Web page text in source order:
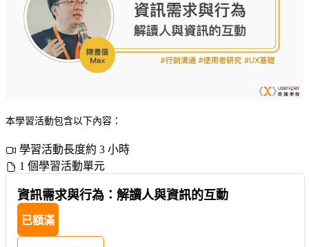
本學習活動包含以下內容：
學習活動長度約 3 小時
1 個學習活動單元
資訊需求與行為：解讀人與資訊的互動
已額滿